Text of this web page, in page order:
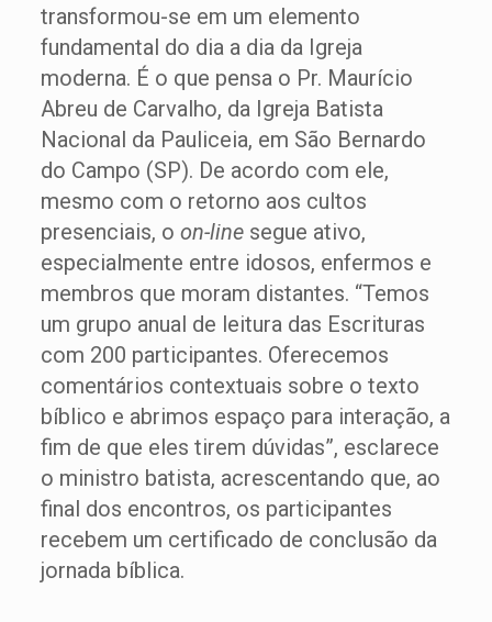
transformou-se em um elemento
fundamental do dia a dia da Igreja
moderna. É o que pensa o Pr. Maurício
Abreu de Carvalho, da Igreja Batista
Nacional da Pauliceia, em São Bernardo
do Campo (SP). De acordo com ele,
mesmo com o retorno aos cultos
presenciais, o on-linesegue ativo,
especialmente entre idosos, enfermos e
membros que moram distantes. “Temos
um grupo anual de leitura das Escrituras
com 200 participantes. Oferecemos
comentários contextuais sobre o texto
bíblico e abrimos espaço para interação, a
fim de que eles tirem dúvidas”, esclarece
o ministro batista, acrescentando que, ao
final dos encontros, os participantes
recebem um certificado de conclusão da
jornada bíblica.